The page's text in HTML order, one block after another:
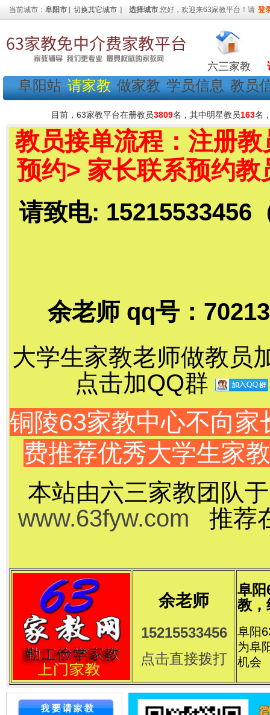
当前城市： 阜阳市 [ 切换其它城市 ] 选择城市 您好，欢迎来63家教平台！请 登
六三家教
阜阳站 请家教 做家教 学员信息 教员
目前，63家教平台在册教员3809名，其中明星教员163名
教员接单流程：注册
预约> 家长联系预约
请致电: 15215533456
余老师 qq号：
大学生家教老师做教员
点击加QQ群
铜陵63家教中心不向
费推荐优秀大学生家
本站由六三家教团队
www.63fyw.com 推荐
余老师
15215533456
点击直接拨打
阜阳
教，
阜阳
为阜
机会